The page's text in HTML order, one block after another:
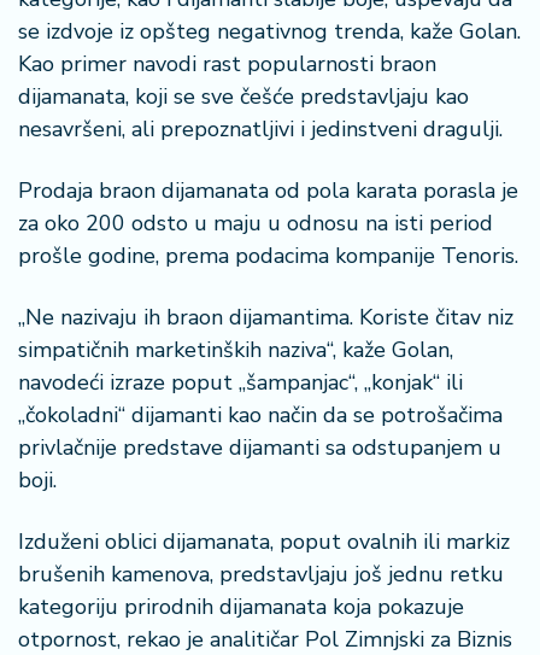
se izdvoje iz opšteg negativnog trenda, kaže Golan.
Kao primer navodi rast popularnosti braon
dijamanata, koji se sve češće predstavljaju kao
nesavršeni, ali prepoznatljivi i jedinstveni dragulji.
Prodaja braon dijamanata od pola karata porasla je
za oko 200 odsto u maju u odnosu na isti period
prošle godine, prema podacima kompanije Tenoris.
„Ne nazivaju ih braon dijamantima. Koriste čitav niz
simpatičnih marketinških naziva“, kaže Golan,
navodeći izraze poput „šampanjac“, „konjak“ ili
„čokoladni“ dijamanti kao način da se potrošačima
privlačnije predstave dijamanti sa odstupanjem u
boji.
Izduženi oblici dijamanata, poput ovalnih ili markiz
brušenih kamenova, predstavljaju još jednu retku
kategoriju prirodnih dijamanata koja pokazuje
otpornost, rekao je analitičar Pol Zimnjski za Biznis